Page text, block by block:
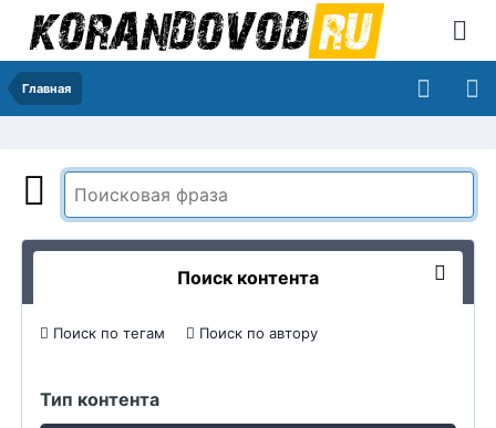
Главная
Поиск контента
Поиск по тегам Поиск по автору
Тип контента